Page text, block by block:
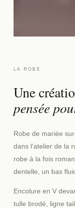
LA ROBE
Une
pensée
Robe de mariée
dans l'atelier de la
robe à la fois
dentelle, un bas
Encolure en V
tulle brodé, ligne